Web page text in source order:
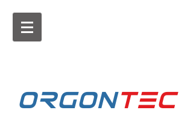
ORGONtEc